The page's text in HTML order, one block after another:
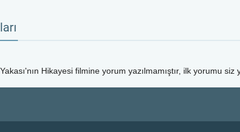
Hikayesi filmine yorum yazılmamıştır, ilk yorumu siz